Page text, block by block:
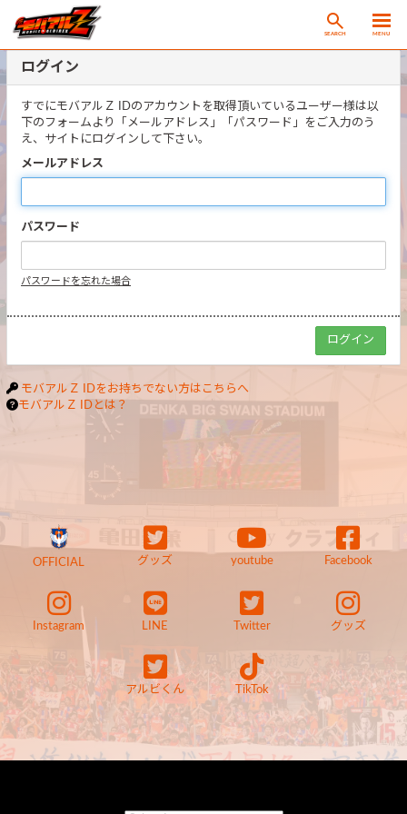
SEARCH MENU
ログイン
すでにモバアルＺ IDのアカウントを取得頂いているユーザー様は以
下のフォームより「メールアドレス」「パスワード」をご入力のう
え、サイトにログインして下さい。
メールアドレス
パスワード
パスワードを忘れた場合
モバアルＺ IDをお持ちでない方はこちらへ
モバアルＺ IDとは？
OFFICIAL グッズ youtube Facebook
Instagram LINE Twitter グッズ
アルビくん TikTok